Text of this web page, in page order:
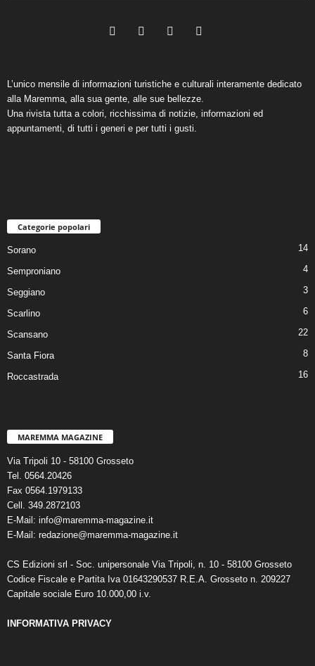
L’unico mensile di informazioni turistiche e culturali interamente dedicato
alla Maremma, alla sua gente, alle sue bellezze.
Una rivista tutta a colori, ricchissima di notizie, informazioni ed
appuntamenti, di tutti i generi e per tutti i gusti.
Categorie popolari
Sorano 14
Semproniano 4
Seggiano 3
Scarlino 6
Scansano 22
Santa Fiora 8
Roccastrada 16
MAREMMA MAGAZINE
Via Tripoli 10 - 58100 Grosseto
Tel. 0564.20426
Fax 0564.1979133
Cell. 349.2872103
E-Mail: info@maremma-magazine.it
E-Mail: redazione@maremma-magazine.it
CS Edizioni srl - Soc. unipersonale Via Tripoli, n. 10 - 58100 Grosseto
Codice Fiscale e Partita Iva 01643290537 R.E.A. Grosseto n. 209227
Capitale sociale Euro 10.000,00 i.v.
INFORMATIVA PRIVACY